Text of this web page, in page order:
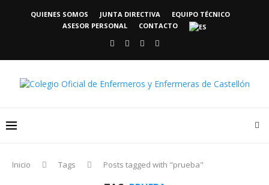
QUIENES SOMOS JUNTA DIRECTIVA
EQUIPO TÉCNICO
ASESOR PERSONAL
CONTACTO
Inicio Tags Posts tagged with "prueba"